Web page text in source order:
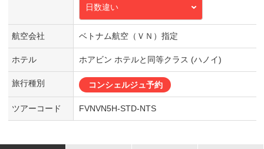
日数違い
航空会社 ベトナム航空（ＶＮ）指定
ホテル ホアビン ホテルと同等クラス (ハノイ)
旅行種別 コンシェルジュ予約
ツアーコード FVNVN5H-STD-NTS